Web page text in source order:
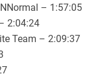
– 1:57:05
2:04:24
Team – 2:09:37